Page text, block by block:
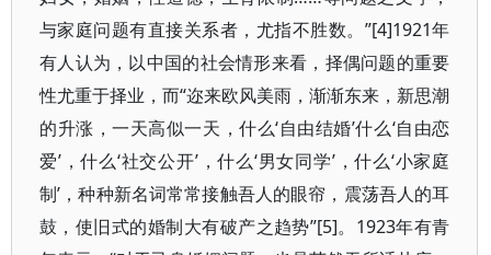
与家庭问题有直接关系者，尤指不胜数。”[4]1921年
有人认为，以中国的社会情形来看，择偶问题的重要
性尤重于择业，而“迩来欧风美雨，渐渐东来，新思潮
的升涨，一天高似一天，什么‘自由结婚’什么‘自由恋
爱’，什么‘社交公开’，什么‘男女同学’，什么‘小家庭
制’，种种新名词常常接触吾人的眼帘，震荡吾人的耳
鼓，使旧式的婚制大有破产之趋势”[5]。1923年有青